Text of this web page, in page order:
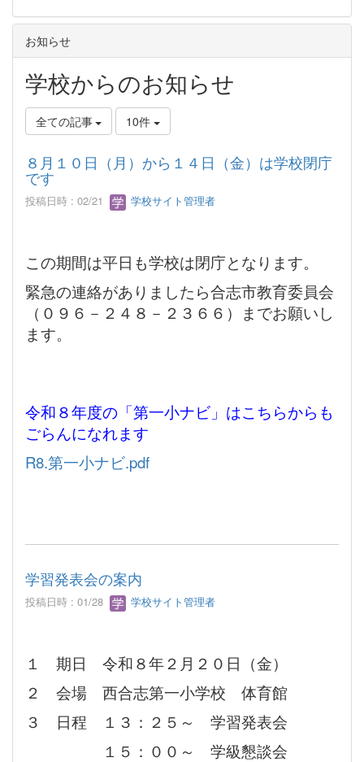
お知らせ
学校からのお知らせ
全ての記事 10件
８月１０日（月）から１４日（金）は学校閉庁
です
投稿日時 : 02/21 学校サイト管理者
この期間は平日も学校は閉庁となります。
緊急の連絡がありましたら合志市教育委員会
（０９６－２４８－２３６６）までお願いし
ます。
令和８年度の「第一小ナビ」はこちらからも
ごらんになれます
R8.第一小ナビ.pdf
学習発表会の案内
投稿日時 : 01/28 学校サイト管理者
１ 期日 令和８年２月２０日（金）
２ 会場 西合志第一小学校 体育館
３ 日程 １３：２５～ 学習発表会
１５：００～ 学級懇談会